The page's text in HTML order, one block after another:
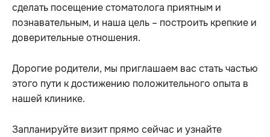
сделать посещение стоматолога приятным и
познавательным, и наша цель – построить крепкие и
доверительные отношения.
Дорогие родители, мы приглашаем вас стать частью
этого пути к достижению положительного опыта в
нашей клинике.
Запланируйте визит прямо сейчас и узнайте